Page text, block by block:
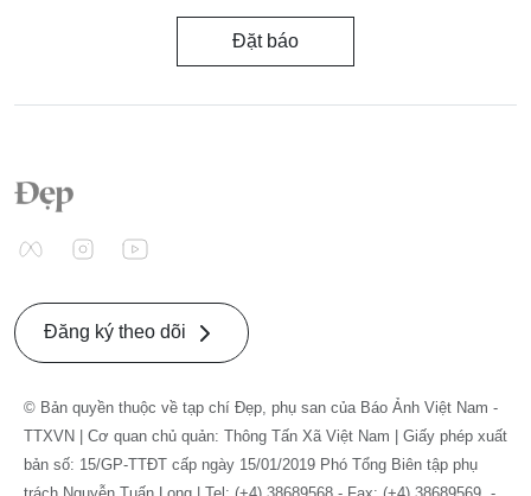
Đặt báo
Đăng ký theo dõi
© Bản quyền thuộc về tạp chí Đẹp, phụ san của Báo Ảnh Việt Nam -
TTXVN | Cơ quan chủ quản: Thông Tấn Xã Việt Nam | Giấy phép xuất
bản số: 15/GP-TTĐT cấp ngày 15/01/2019 Phó Tổng Biên tập phụ